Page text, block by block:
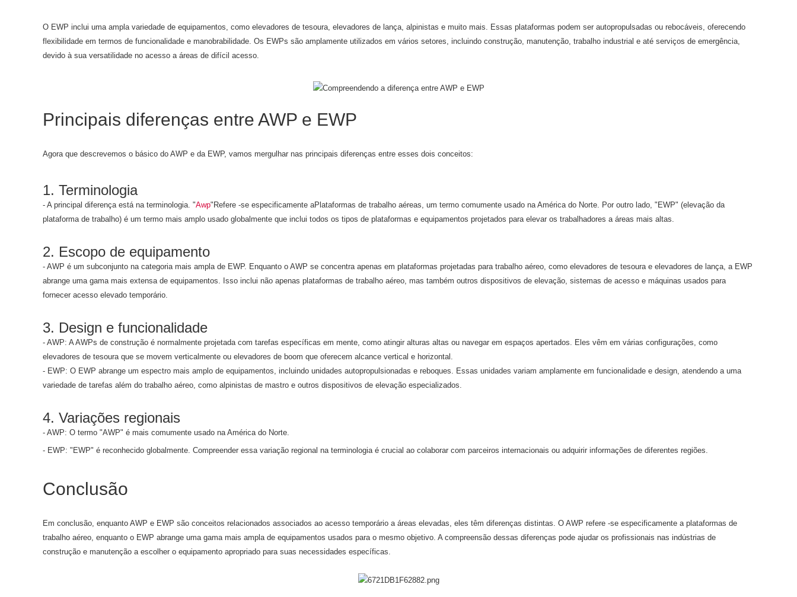
O EWP inclui uma ampla variedade de equipamentos, como elevadores de tesoura, elevadores de lança, alpinistas e muito mais. Essas plataformas podem ser autopropulsadas ou rebocáveis, oferecendo
flexibilidade em termos de funcionalidade e manobrabilidade. Os EWPs são amplamente utilizados em vários setores, incluindo construção, manutenção, trabalho industrial e até serviços de emergência,
devido à sua versatilidade no acesso a áreas de difícil acesso.
Principais diferenças entre AWP e EWP
Agora que descrevemos o básico do AWP e da EWP, vamos mergulhar nas principais diferenças entre esses dois conceitos:
1. Terminologia
- A principal diferença está na terminologia. "Awp"Refere -se especificamente aPlataformas de trabalho aéreas, um termo comumente usado na América do Norte. Por outro lado, "EWP" (elevação da
plataforma de trabalho) é um termo mais amplo usado globalmente que inclui todos os tipos de plataformas e equipamentos projetados para elevar os trabalhadores a áreas mais altas.
2. Escopo de equipamento
- AWP é um subconjunto na categoria mais ampla de EWP. Enquanto o AWP se concentra apenas em plataformas projetadas para trabalho aéreo, como elevadores de tesoura e elevadores de lança, a EWP
abrange uma gama mais extensa de equipamentos. Isso inclui não apenas plataformas de trabalho aéreo, mas também outros dispositivos de elevação, sistemas de acesso e máquinas usados ​​para
fornecer acesso elevado temporário.
3. Design e funcionalidade
- AWP: A AWPs de construção é normalmente projetada com tarefas específicas em mente, como atingir alturas altas ou navegar em espaços apertados. Eles vêm em várias configurações, como
elevadores de tesoura que se movem verticalmente ou elevadores de boom que oferecem alcance vertical e horizontal.
- EWP: O EWP abrange um espectro mais amplo de equipamentos, incluindo unidades autopropulsionadas e reboques. Essas unidades variam amplamente em funcionalidade e design, atendendo a uma
variedade de tarefas além do trabalho aéreo, como alpinistas de mastro e outros dispositivos de elevação especializados.
4. Variações regionais
- AWP: O termo "AWP" é mais comumente usado na América do Norte.
- EWP: "EWP" é reconhecido globalmente. Compreender essa variação regional na terminologia é crucial ao colaborar com parceiros internacionais ou adquirir informações de diferentes regiões.
Conclusão
Em conclusão, enquanto AWP e EWP são conceitos relacionados associados ao acesso temporário a áreas elevadas, eles têm diferenças distintas. O AWP refere -se especificamente a plataformas de
trabalho aéreo, enquanto o EWP abrange uma gama mais ampla de equipamentos usados ​​para o mesmo objetivo. A compreensão dessas diferenças pode ajudar os profissionais nas indústrias de
construção e manutenção a escolher o equipamento apropriado para suas necessidades específicas.